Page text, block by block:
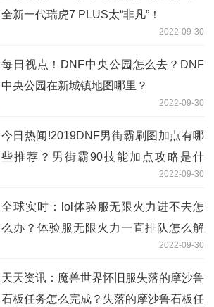
全新一代瑞虎7 PLUS太“非凡”！
2022-09-30
每日视点！DNF中央公园怎么去？DNF
中央公园在新城镇地图哪里？
2022-09-30
今日热闻!2019DNF男街霸刷图加点有哪
些推荐？男街霸90技能加点攻略是什
2022-09-30
全球实时：lol体验服无限火力进不去怎
么办？体验服无限火力一直排队怎么解
2022-09-30
天天资讯：魔兽世界怀旧服失落的摩沙鲁
石板任务怎么完成？失落的摩沙鲁石板任